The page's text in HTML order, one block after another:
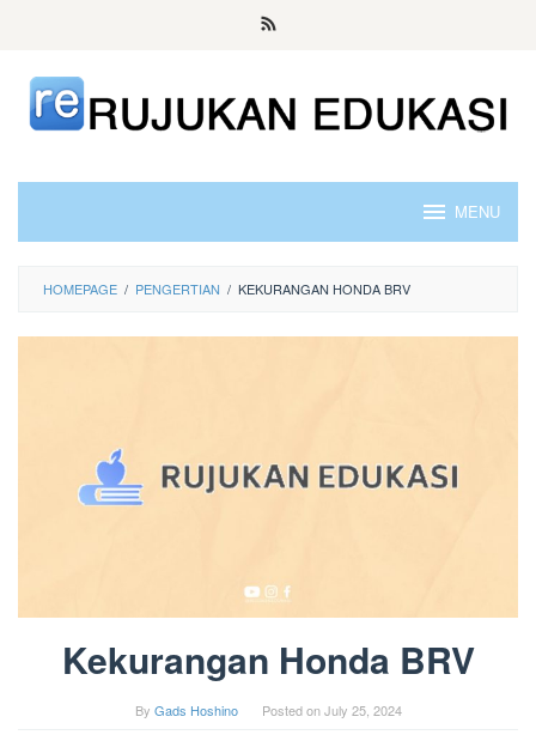
content
MENU
HOMEPAGE / PENGERTIAN / KEKURANGAN HONDA BRV
Kekurangan Honda BRV
By Gads Hoshino Posted onJuly 25, 2024